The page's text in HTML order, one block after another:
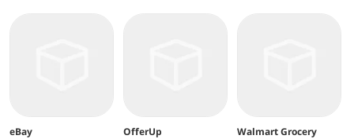
eBay
OfferUp
Walmart Grocery